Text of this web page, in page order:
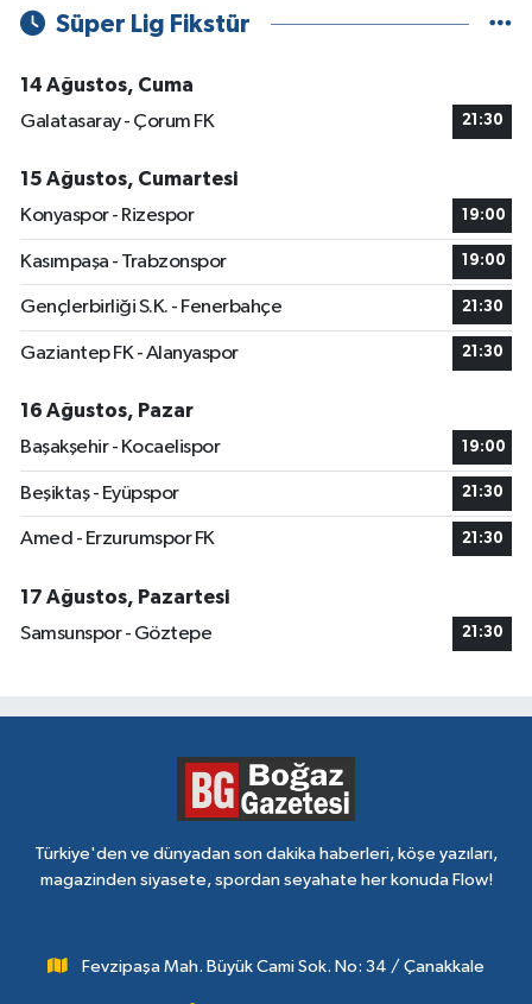
Süper Lig Fikstür
14 Ağustos, Cuma
Galatasaray - Çorum FK
21:30
15 Ağustos, Cumartesi
Konyaspor - Rizespor
19:00
Kasımpaşa - Trabzonspor 19:00
Gençlerbirliği S.K. - Fenerbahçe 21:30
Gaziantep FK - Alanyaspor 21:30
16 Ağustos, Pazar
Başakşehir - Kocaelispor
19:00
Beşiktaş - Eyüpspor 21:30
Amed - Erzurumspor FK 21:30
17 Ağustos, Pazartesi
Samsunspor - Göztepe
21:30
Türkiye'den ve dünyadan son dakika haberleri, köşe yazıları,
magazinden siyasete, spordan seyahate her konuda Flow!
Fevzipaşa Mah. Büyük Cami Sok. No: 34 / Çanakkale